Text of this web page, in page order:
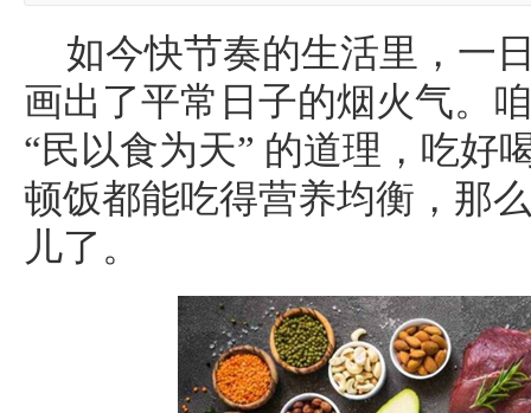
如今快节奏的生活里，一
画出了平常日子的烟火气。
“民以食为天” 的道理，吃好
顿饭都能吃得营养均衡，那
儿了。